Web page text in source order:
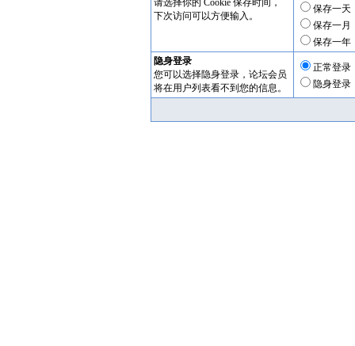
请选择你的 Cookie 保存时间，
下次访问可以方便输入。
保存一天
保存一月
保存一年
隐身登录
您可以选择隐身登录，论坛会员
将在用户列表看不到您的信息。
正常登录
隐身登录